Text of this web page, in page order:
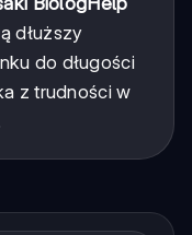
dłuższy
do długości
z trudności w